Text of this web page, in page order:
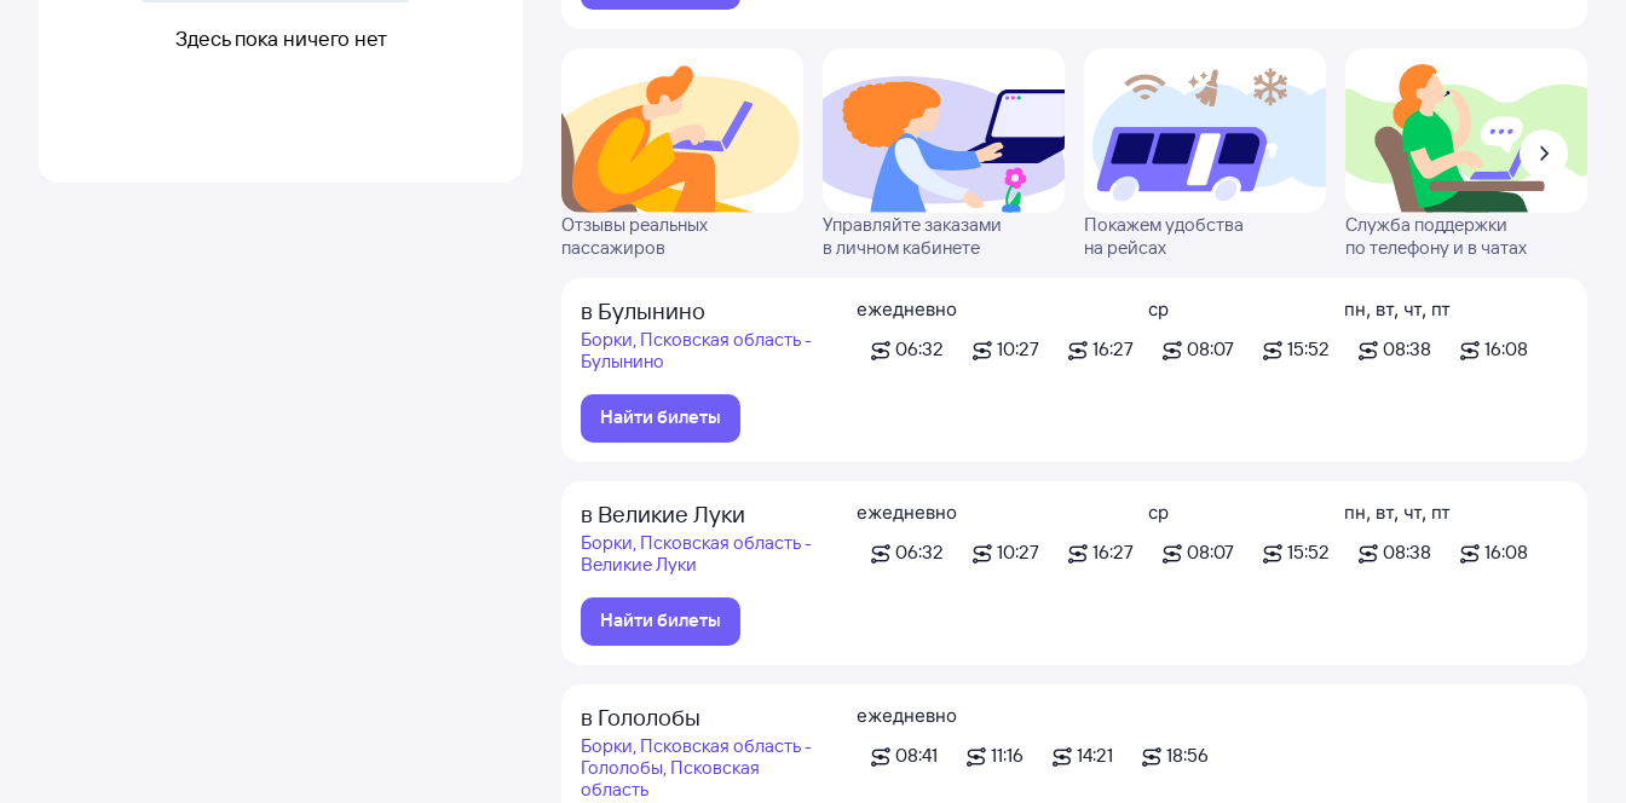
Отзывы реальных
пассажиров
Управляйте заказами
в личном кабинете
Покажем удобства
на рейсах
Служба поддержки
по телефону и в чатах
в Булынино
Борки, Псковская область -
Булынино
Найти билеты
ежедневно
06:32
10:27 16:27
ср
08:07
15:52
пн, вт, чт, пт
08:38
16:08
в Великие Луки
Борки, Псковская область -
Великие Луки
Найти билеты
ежедневно
06:32
10:27 16:27
ср
08:07
15:52
пн, вт, чт, пт
08:38
16:08
в Гололобы
Борки, Псковская область -
Гололобы, Псковская
область
ежедневно
08:41
11:16 14:21 18:56
Здесь пока ничего нет